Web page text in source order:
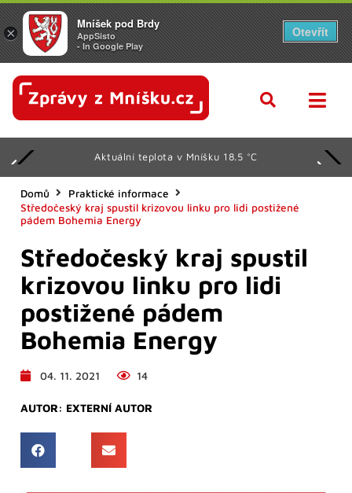
Aktuální teplota v Mníšku 18.5 °C
Domů
Praktické informace
Středočeský kraj spustil krizovou linku pro lidi postižené
pádem Bohemia Energy
Středočeský kraj spustil
krizovou linku pro lidi
postižené pádem
Bohemia Energy
04. 11. 2021 14
AUTOR: EXTERNÍ AUTOR
×
Mníšek pod Brdy
AppSisto
- In Google Play
Otevřít